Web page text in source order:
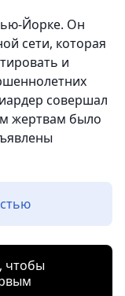
Йорке. Он
сети, которая
и
совершал
жертвам было
чтобы